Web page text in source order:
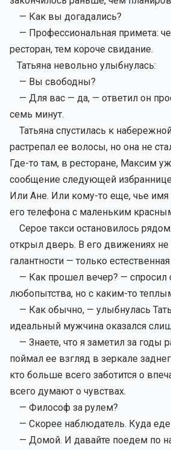
— Как вы догадались?
— Профессиональная примета:
ресторан, тем короче свидание.
Татьяна невольно улыбнулась:
— Вы свободны?
— Для вас — да, — ответил он
семь минут.
Татьяна спустилась к
растрепал ее волосы, но она не
Где-то там, в ресторане, Максим
сообщение следующей
Или Ане. Или кому-то еще, чье имя
его телефона с маленьким
Серое такси остановилось
открыл дверь. В его движениях
галантности — только
— Как прошел вечер? — спросил
любопытства, но с каким-то
— Как обычно, — улыбнулась
идеальный мужчина оказался
— Знаете, что я заметил за годы
поймал ее взгляд в зеркале
кто больше всего заботится о
всего думают о чувствах.
— Философ за рулем?
— Скорее наблюдатель. Куда
— Домой. И давайте поедем по